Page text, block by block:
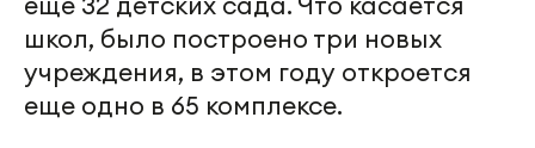
школ, было построено три новых
учреждения, в этом году откроется
еще одно в 65 комплексе.